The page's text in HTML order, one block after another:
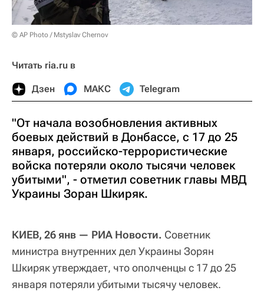
© AP Photo / Mstyslav Chernov
Читать ria.ru в
Дзен МАКС Telegram
"От начала возобновления активных
боевых действий в Донбассе, с 17 до 25
января, российско-террористические
войска потеряли около тысячи человек
убитыми", - отметил советник главы МВД
Украины Зоран Шкиряк.
КИЕВ, 26 янв — РИА Новости. Советник
министра внутренних дел Украины Зорян
Шкиряк утверждает, что ополченцы с 17 до 25
января потеряли убитыми тысячу человек.